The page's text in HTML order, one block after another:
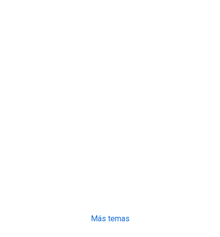
Más temas